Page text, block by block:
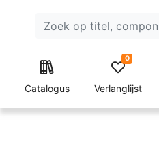
Catalogus Verlanglijst
0